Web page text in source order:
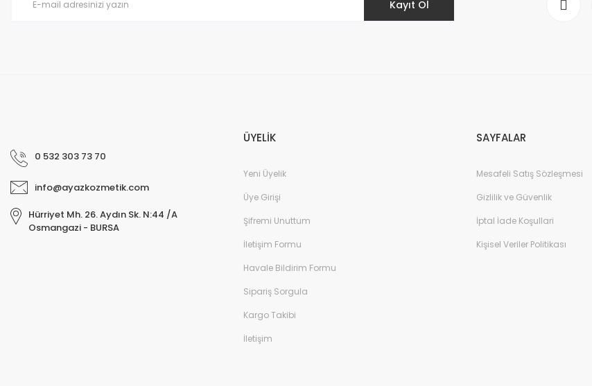
Kayıt Ol
0 532 303 73 70
info@ayazkozmetik.com
Hürriyet Mh. 26. Aydın Sk. N:44 /A
Osmangazi - BURSA
ÜYELİK
Yeni Üyelik
Üye Girişi
Şifremi Unuttum
İletişim Formu
Havale Bildirim Formu
Sipariş Sorgula
Kargo Takibi
İletişim
SAYFALAR
Mesafeli Satış Sözleşmesi
Gizlilik ve Güvenlik
İptal İade Koşullari
Kişisel Veriler Politikası